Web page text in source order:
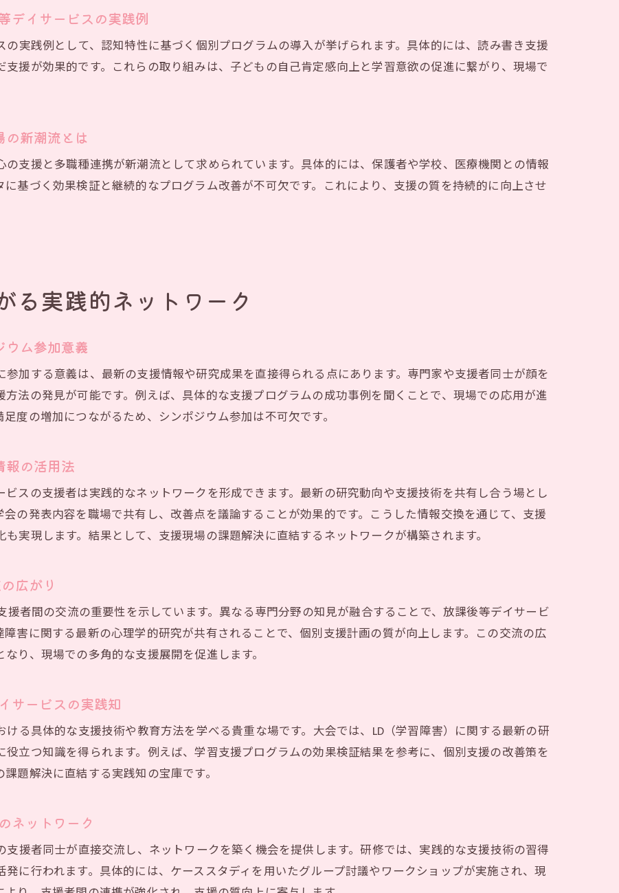
家が語る放課後等デイサービスの今後
専門家視点で見る放課後等デイサービスの未来展望
発達心理学会2026年が示唆する今後の支援像
専門家が語る研修・学会参加の重要性と実務応用
今後注目される放課後等デイサービス新戦略
援プログラム進化の背景と思考法
LD教育の進歩と放課後等デイサービス現場の革新
後等デイサービス実践事例から見える課題
放課後等デイサービス現場の実践事例を深掘り
発達心理学会の視点で捉える実践の課題と対策
日本LD学会発の事例に学ぶ現場改善のヒント
LD教育実践から見えてくる運営上の留意点
今後の放課後等デイサービス課題と現場対応策
ポジウム活用で高まる支援の質と連携力
シンポジウム活用が放課後等デイサービスにもたらす変化
日本LD学会大会参加が広げる現場ネットワーク
LD協会研修の知見が連携力を高める理由
LD教育や研究会の情報が現場協働を促進する
放課後等デイサービス支援の質向上へ向けた今後の展望
デイサービスの実践例
実践例として、認知特性に基づく個別プログラムの導入が挙げられます。具体的には、読み書き支援
援が効果的です。これらの取り組みは、子どもの自己肯定感向上と学習意欲の促進に繋がり、現場で
新潮流とは
支援と多職種連携が新潮流として求められています。具体的には、保護者や学校、医療機関との情報
基づく効果検証と継続的なプログラム改善が不可欠です。これにより、支援の質を持続的に向上させ
る実践的ネットワーク
ム参加意義
加する意義は、最新の支援情報や研究成果を直接得られる点にあります。専門家や支援者同士が顔を
法の発見が可能です。例えば、具体的な支援プログラムの成功事例を聞くことで、現場での応用が進
度の増加につながるため、シンポジウム参加は不可欠です。
報の活用法
スの支援者は実践的なネットワークを形成できます。最新の研究動向や支援技術を共有し合う場とし
の発表内容を職場で共有し、改善点を議論することが効果的です。こうした情報交換を通じて、支援
実現します。結果として、支援現場の課題解決に直結するネットワークが構築されます。
広がり
者間の交流の重要性を示しています。異なる専門分野の知見が融合することで、放課後等デイサービ
害に関する最新の心理学的研究が共有されることで、個別支援計画の質が向上します。この交流の広
り、現場での多角的な支援展開を促進します。
サービスの実践知
る具体的な支援技術や教育方法を学べる貴重な場です。大会では、LD（学習障害）に関する最新の研
立つ知識を得られます。例えば、学習支援プログラムの効果検証結果を参考に、個別支援の改善策を
題解決に直結する実践知の宝庫です。
ネットワーク
援者同士が直接交流し、ネットワークを築く機会を提供します。研修では、実践的な支援技術の習得
に行われます。具体的には、ケーススタディを用いたグループ討議やワークショップが実施され、現